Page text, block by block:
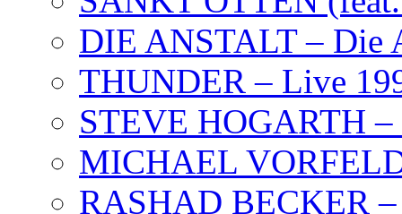
DIE ANSTALT – Die
THUNDER – Live
STEVE HOGARTH –
MICHAEL
RASHAD BECKER